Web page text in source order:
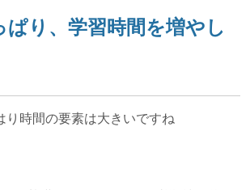
り、学習時間を増やし
り時間の要素は大きいですね